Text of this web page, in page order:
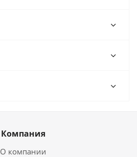
Компания
О компании